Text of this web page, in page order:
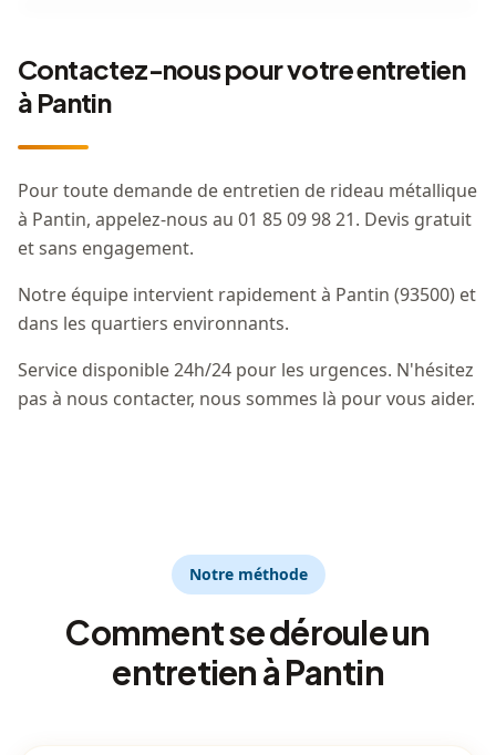
Contactez-nous pour votre entretien
à Pantin
Pour toute demande de entretien de rideau métallique
à Pantin, appelez-nous au 01 85 09 98 21. Devis gratuit
et sans engagement.
Notre équipe intervient rapidement à Pantin (93500) et
dans les quartiers environnants.
Service disponible 24h/24 pour les urgences. N'hésitez
pas à nous contacter, nous sommes là pour vous aider.
Notre méthode
Comment se déroule un
entretien à Pantin